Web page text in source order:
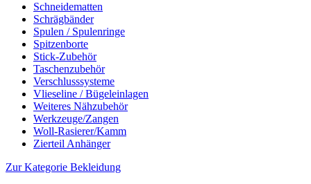
Schneidematten
Schrägbänder
Spulen / Spulenringe
Spitzenborte
Stick-Zubehör
Taschenzubehör
Verschlusssysteme
Vlieseline / Bügeleinlagen
Weiteres Nähzubehör
Werkzeuge/Zangen
Woll-Rasierer/Kamm
Zierteil Anhänger
Zur Kategorie Bekleidung